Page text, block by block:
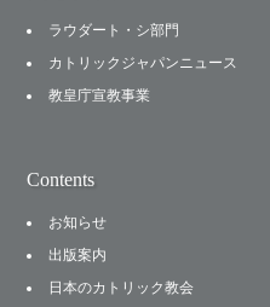
ラウダート・シ部門
カトリックジャパンニュース
教皇庁宣教事業
Contents
お知らせ
出版案内
日本のカトリック教会